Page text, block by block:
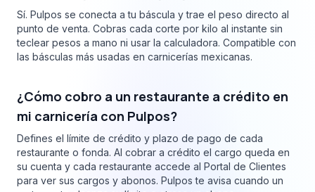
Sí. Pulpos se conecta a tu báscula y trae el peso directo al
punto de venta. Cobras cada corte por kilo al instante sin
teclear pesos a mano ni usar la calculadora. Compatible con
las básculas más usadas en carnicerías mexicanas.
¿Cómo cobro a un restaurante a crédito en
mi carnicería con Pulpos?
Defines el límite de crédito y plazo de pago de cada
restaurante o fonda. Al cobrar a crédito el cargo queda en
su cuenta y cada restaurante accede al Portal de Clientes
para ver sus cargos y abonos. Pulpos te avisa cuando un